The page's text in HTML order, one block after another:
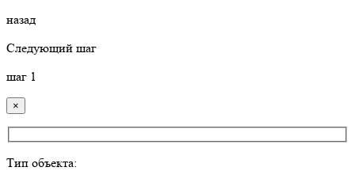
назад
Следующий шаг
шаг 1
×
Тип объекта: